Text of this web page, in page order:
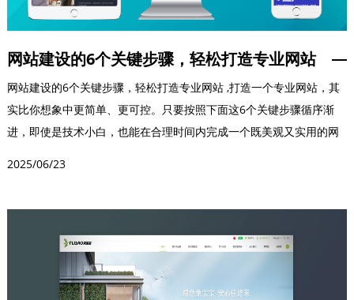
网站建设的6个关键步骤，轻松打造专业网站
网站建设的6个关键步骤，轻松打造专业网站 ,打造一个专业网站，其
实比你想象中更简单、更可控。只要按照下面这6个关键步骤循序渐
进，即使是技术小白，也能在合理时间内完成一个既美观又实用的网
2025/06/23